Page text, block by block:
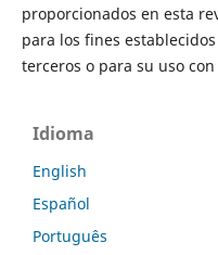
proporcionados en esta
para los fines
terceros o para su uso
Idioma
English
Español
Português